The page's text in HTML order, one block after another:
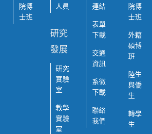
院博
士班
人員
研究
發展
研究
實驗
室
教學
實驗
室
連結
表單
下載
交通
資訊
系徽
下載
聯絡
我們
院博
士班
外籍
碩博
班
陸生
與僑
生
轉學
生